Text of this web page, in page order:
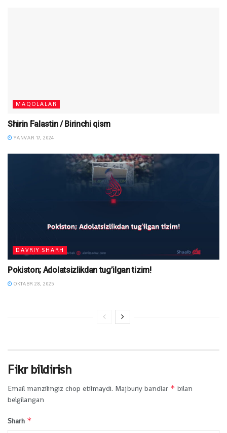
MAQOLALAR
Shirin Falastin / Birinchi qism
YANVAR 17, 2024
DAVRIY SHARH
Pokiston; Adolatsizlikdan tug’ilgan tizim!
OKTABR 28, 2025
Fikr bildirish
Email manzilingiz chop etilmaydi. Majburiy bandlar * bilan
belgilangan
Sharh *